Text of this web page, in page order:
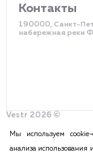
Контакты
190000, Санкт-
набережная реки
Vestr 2026 ©
Разработка сайта –
Мы используем
анализа использования